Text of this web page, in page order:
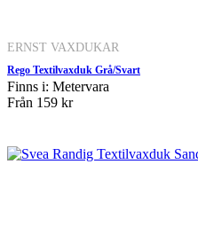
ERNST VAXDUKAR
Rego Textilvaxduk Grå/Svart
Finns i: Metervara
Från 159 kr